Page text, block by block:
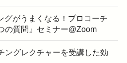
グがうまくなる！プロコーチ
の質問』セミナー@Zoom
ングレクチャーを受講した効